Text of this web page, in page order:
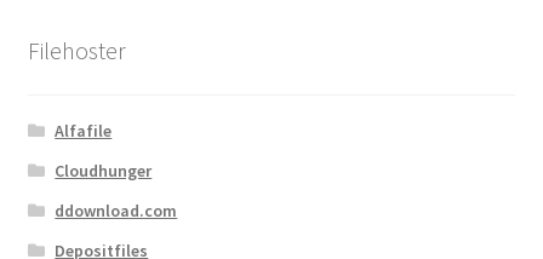
Filehoster
Alfafile
Cloudhunger
ddownload.com
Depositfiles